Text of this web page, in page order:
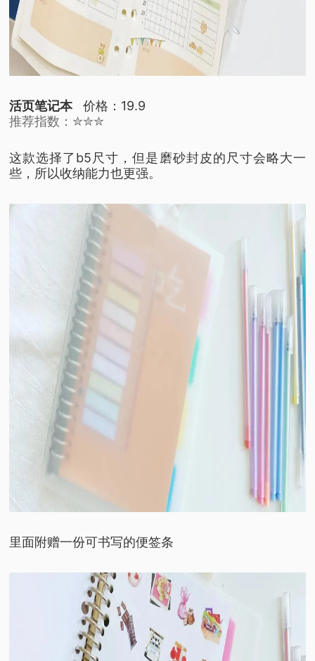
活页笔记本
价格：19.9
推荐指数：✮✮✮
这款选择了b5尺寸，但是磨砂封皮的尺寸会略大一
些， 所以收纳能力也更强。
里面附赠一份可书写的便签条